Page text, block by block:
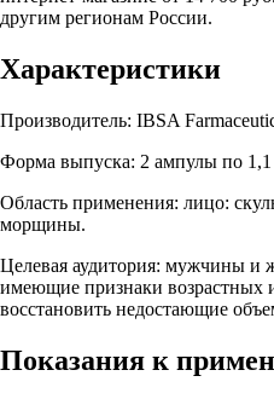
другим регионам России.
Характеристики
Производитель: IBSA
Форма выпуска: 2 ампулы по
Область применения: лицо:
морщины.
Целевая аудитория: мужчины и
имеющие признаки
восстановить недостающие
Показания к